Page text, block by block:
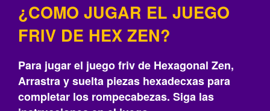
¿COMO JUGAR EL JUEGO
FRIV DE HEX ZEN?
Para jugar el juego friv de Hexagonal Zen,
Arrastra y suelta piezas hexadecxas para
completar los rompecabezas. Siga las